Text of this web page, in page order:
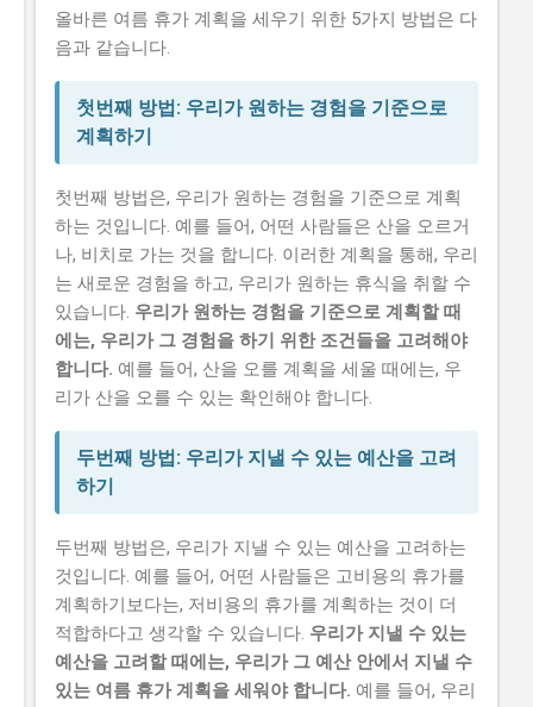
올바른 여름 휴가 계획을 세우기 위한 5가지 방법은 다
음과 같습니다.
첫번째 방법: 우리가 원하는 경험을 기준으로
계획하기
첫번째 방법은, 우리가 원하는 경험을 기준으로 계획
하는 것입니다. 예를 들어, 어떤 사람들은 산을 오르거
나, 비치로 가는 것을 합니다. 이러한 계획을 통해, 우리
는 새로운 경험을 하고, 우리가 원하는 휴식을 취할 수
있습니다. 우리가 원하는 경험을 기준으로 계획할 때
에는, 우리가 그 경험을 하기 위한 조건들을 고려해야
합니다. 예를 들어, 산을 오를 계획을 세울 때에는, 우
리가 산을 오를 수 있는 확인해야 합니다.
두번째 방법: 우리가 지낼 수 있는 예산을 고려
하기
두번째 방법은, 우리가 지낼 수 있는 예산을 고려하는
것입니다. 예를 들어, 어떤 사람들은 고비용의 휴가를
계획하기보다는, 저비용의 휴가를 계획하는 것이 더
적합하다고 생각할 수 있습니다. 우리가 지낼 수 있는
예산을 고려할 때에는, 우리가 그 예산 안에서 지낼 수
있는 여름 휴가 계획을 세워야 합니다. 예를 들어, 우리